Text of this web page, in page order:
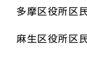
多摩区役所
麻生区役所